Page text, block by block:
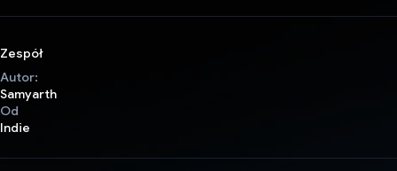
Zespół
Autor:
Samyarth
Od
Indie